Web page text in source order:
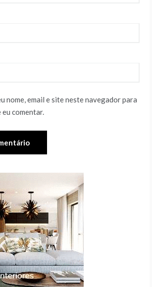
nome, email e site neste navegador para
eu comentar.